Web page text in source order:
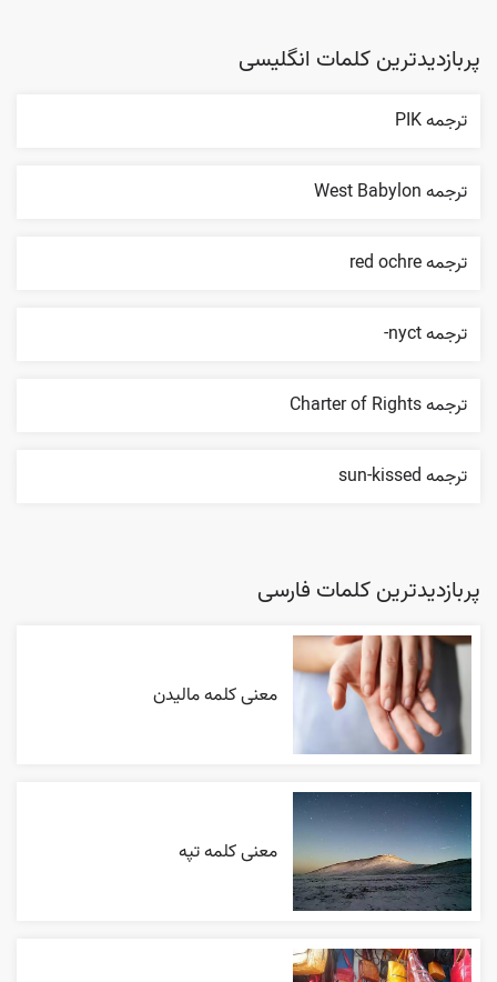
پربازدیدترین کلمات انگلیسی
ترجمه PIK
ترجمه West Babylon
ترجمه red ochre
ترجمه nyct-
ترجمه Charter of Rights
ترجمه sun-kissed
پربازدیدترین کلمات فارسی
معنی کلمه مالیدن
معنی کلمه تپه